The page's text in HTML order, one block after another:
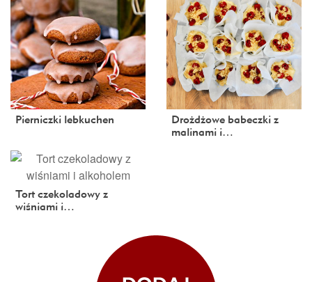
Pierniczki lebkuchen
Drożdżowe babeczki z
malinami i…
Tort czekoladowy z
wiśniami i…